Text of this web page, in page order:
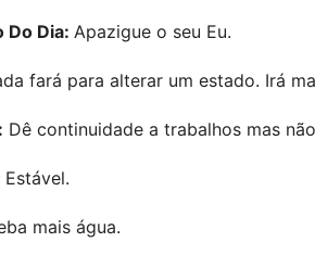
Do Dia: Apazigue o seu Eu.
fará para alterar um estado. Irá
Dê continuidade a trabalhos mas
Estável.
mais água.